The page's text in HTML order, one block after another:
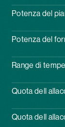
Potenza del
Potenza del
Range di
Quota dell
Quota dell